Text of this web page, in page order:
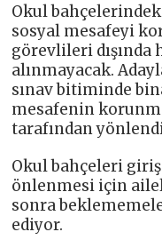
Okul
sosyal mesafeyi
görevlileri
alınmayacak.
sınav bitiminde
mesafenin
tarafından
Okul bahçeleri
önlenmesi için
sonra
ediyor.